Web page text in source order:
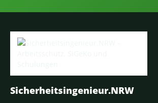
Sicherheitsingenieur.NRW